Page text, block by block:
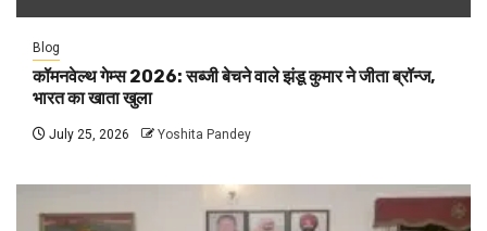
Blog
कॉमनवेल्थ गेम्स 2026: सब्जी बेचने वाले झंडू कुमार ने जीता ब्रॉन्ज,
भारत का खाता खुला
July 25, 2026 Yoshita Pandey